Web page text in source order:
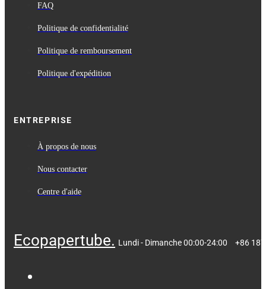
FAQ
Politique de confidentialité
Politique de remboursement
Politique d'expédition
ENTREPRISE
À propos de nous
Nous contacter
Centre d'aide
Ecopapertube. Lundi - Dimanche 00:00-24:00 +86